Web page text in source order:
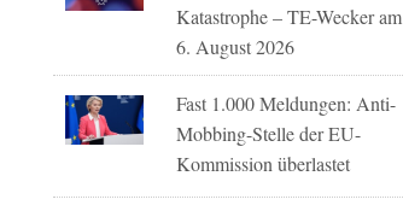
Katastrophe – TE-Wecker am
6. August 2026
Fast 1.000 Meldungen: Anti-
Mobbing-Stelle der EU-
Kommission überlastet